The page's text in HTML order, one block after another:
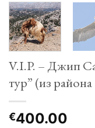
V.I.P. – Джип
тур” (из
€400.00